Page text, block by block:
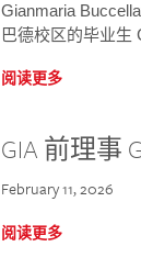
Gianmaria
巴德校区的毕业生
阅读更多
GIA 前理事
February 11, 2026
阅读更多